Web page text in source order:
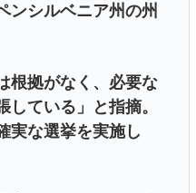
ンシルベニア州の州
根拠がなく、必要な
ている」と指摘。
実な選挙を実施し